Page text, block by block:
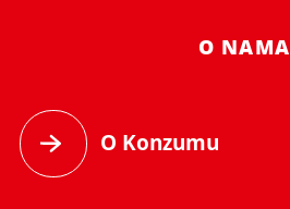
O NAMA
O Konzumu